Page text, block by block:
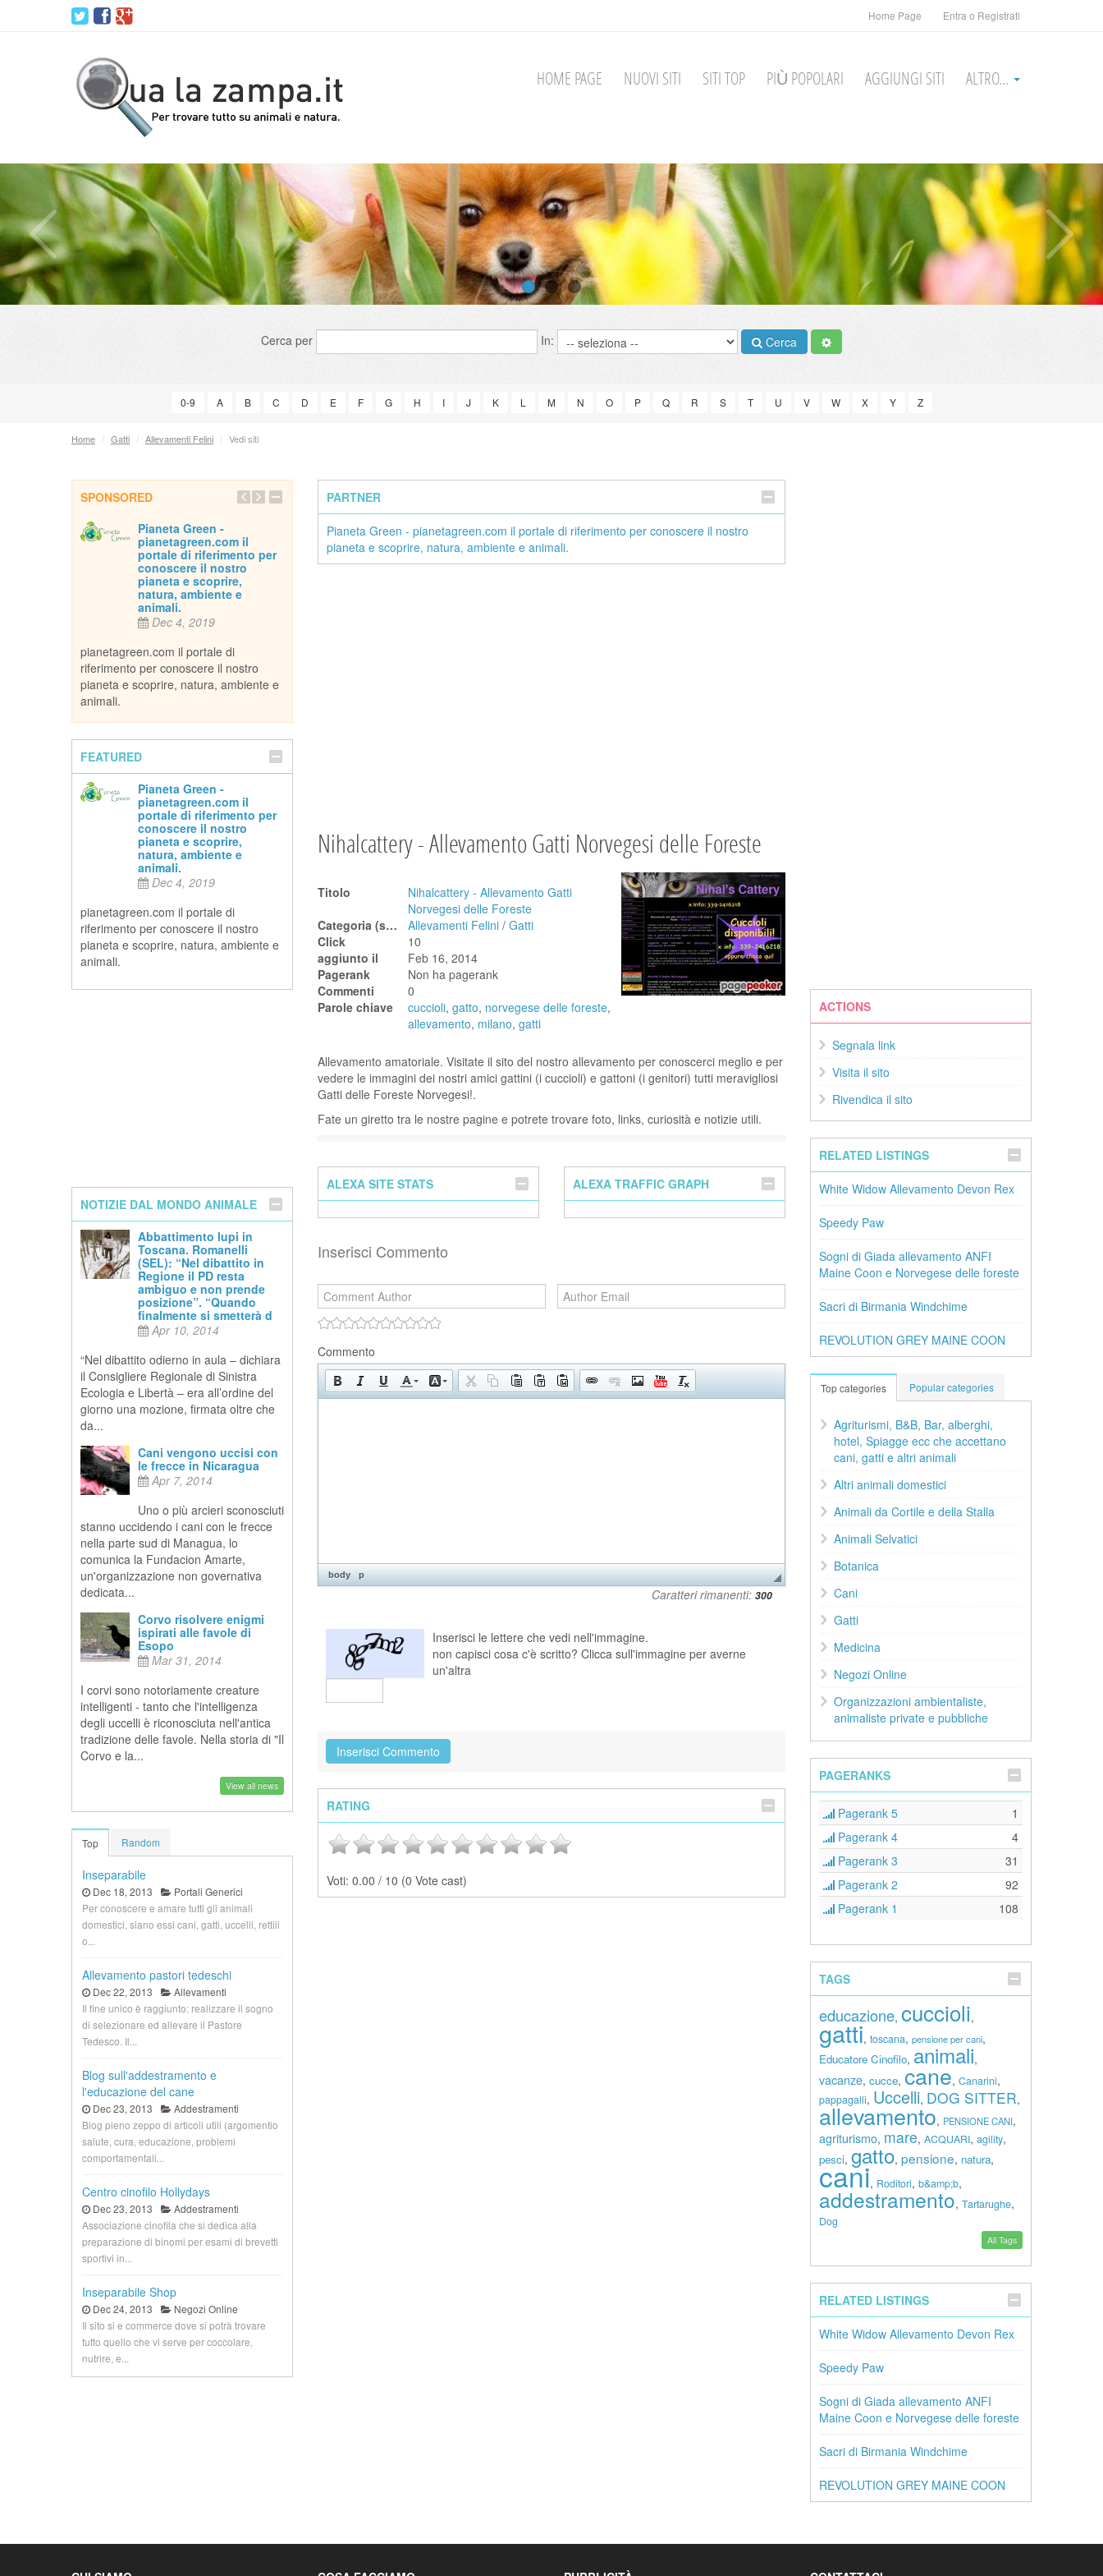
Home Page Entra o Registrati
HOME PAGE NUOVI SITI SITI TOP PIÙ POPOLARI AGGIUNGI SITI ALTRO...
Cerca per In: Cerca
0-9 A B C D E F G H I J K L M N O P Q R S T U V W X Y Z
Home / Gatti / Allevamenti Felini / Vedi siti
SPONSORED
Pianeta Green -
pianetagreen.com il
portale di riferimento per
conoscere il nostro
pianeta e scoprire,
natura, ambiente e
animali.
Dec 4, 2019
pianetagreen.com il portale di
riferimento per conoscere il nostro
pianeta e scoprire, natura, ambiente e
animali.
Inseparabile
Dec 18, 2013
Pianeta Green -
pianetagreen.com il
portale di riferimento per
conoscere il nostro
FEATURED
Pianeta Green -
pianetagreen.com il
portale di riferimento per
conoscere il nostro
pianeta e scoprire,
natura, ambiente e
animali.
Dec 4, 2019
pianetagreen.com il portale di
riferimento per conoscere il nostro
pianeta e scoprire, natura, ambiente e
animali.
NOTIZIE DAL MONDO ANIMALE
Abbattimento lupi in
Toscana. Romanelli
(SEL): “Nel dibattito in
Regione il PD resta
ambiguo e non prende
posizione”. “Quando
finalmente si smetterà d
Apr 10, 2014
“Nel dibattito odierno in aula – dichiara
il Consigliere Regionale di Sinistra
Ecologia e Libertà – era all’ordine del
giorno una mozione, firmata oltre che
da...
Cani vengono uccisi con
le frecce in Nicaragua
Apr 7, 2014
Uno o più arcieri sconosciuti
stanno uccidendo i cani con le frecce
nella parte sud di Managua, lo
comunica la Fundacion Amarte,
un'organizzazione non governativa
dedicata...
Corvo risolvere enigmi
ispirati alle favole di
Esopo
Mar 31, 2014
I corvi sono notoriamente creature
intelligenti - tanto che l'intelligenza
degli uccelli è riconosciuta nell'antica
tradizione delle favole. Nella storia di "Il
Corvo e la...
View all news
Top Random
Inseparabile
Dec 18, 2013
Portali Generici
Per conoscere e amare tutti gli animali
domestici, siano essi cani, gatti, uccelli, rettili
o...
Allevamento pastori tedeschi
Dec 22, 2013
Allevamenti
Il fine unico è raggiunto: realizzare il sogno
di selezionare ed allevare il Pastore
Tedesco. Il...
Blog sull'addestramento e
l'educazione del cane
Dec 23, 2013
Addestramenti
Blog pieno zeppo di articoli utili (argomentio
salute, cura, educazione, problemi
comportamentali...
Centro cinofilo Hollydays
Dec 23, 2013
Addestramenti
Associazione cinofila che si dedica alla
preparazione di binomi per esami di brevetti
sportivi in...
Inseparabile Shop
Dec 24, 2013
Negozi Online
Il sito si e commerce dove si potrà trovare
tutto quello che vi serve per coccolare,
nutrire, e...
PARTNER
Pianeta Green - pianetagreen.com il portale di riferimento per conoscere il nostro
pianeta e scoprire, natura, ambiente e animali.
Nihalcattery - Allevamento Gatti Norvegesi delle Foreste
Titolo
Nihalcattery - Allevamento Gatti
Norvegesi delle Foreste
Categoria (scegli tra quelle sotto - clicca sulla croce per espanderle)
Allevamenti Felini / Gatti
Click
10
aggiunto il
Feb 16, 2014
Pagerank
Non ha pagerank
Commenti
0
Parole chiave
cuccioli, gatto, norvegese delle foreste,
allevamento, milano, gatti
Allevamento amatoriale. Visitate il sito del nostro allevamento per conoscerci meglio e per
vedere le immagini dei nostri amici gattini (i cuccioli) e gattoni (i genitori) tutti meravigliosi
Gatti delle Foreste Norvegesi!.
Fate un giretto tra le nostre pagine e potrete trovare foto, links, curiosità e notizie utili.
ALEXA SITE STATS ALEXA TRAFFIC GRAPH
Inserisci Commento
Commento
body p
Caratteri rimanenti:
Inserisci le lettere che vedi nell'immagine.
non capisci cosa c'è scritto? Clicca sull'immagine per averne
un'altra
RATING
Voti: 0.00 / 10 (0 Vote cast)
ACTIONS
Segnala link
Visita il sito
Rivendica il sito
RELATED LISTINGS
White Widow Allevamento Devon Rex
Speedy Paw
Sogni di Giada allevamento ANFI
Maine Coon e Norvegese delle foreste
Sacri di Birmania Windchime
REVOLUTION GREY MAINE COON
Top categories Popular categories
Agriturismi, B&B, Bar, alberghi,
hotel, Spiagge ecc che accettano
cani, gatti e altri animali
Altri animali domestici
Animali da Cortile e della Stalla
Animali Selvatici
Botanica
Cani
Gatti
Medicina
Negozi Online
Organizzazioni ambientaliste,
animaliste private e pubbliche
PAGERANKS
Pagerank 5
1
Pagerank 4
4
Pagerank 3
31
Pagerank 2
92
Pagerank 1
108
TAGS
educazione, cuccioli,
gatti, toscana, pensione per cani,
Educatore Cinofilo, animali,
vacanze, cucce, cane, Canarini,
pappagalli, Uccelli, DOG SITTER,
allevamento, PENSIONE CANI,
agriturismo, mare, ACQUARI, agility,
pesci, gatto, pensione, natura,
cani, Roditori, b&amp;b,
addestramento, Tartarughe,
Dog
All Tags
RELATED LISTINGS
White Widow Allevamento Devon Rex
Speedy Paw
Sogni di Giada allevamento ANFI
Maine Coon e Norvegese delle foreste
Sacri di Birmania Windchime
REVOLUTION GREY MAINE COON